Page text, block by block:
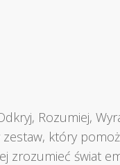
Rozumiej,
który
zrozumieć świat